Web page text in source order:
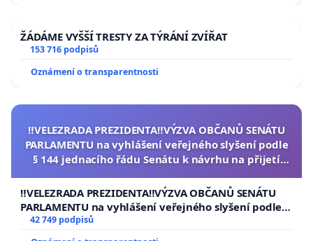
ŽÁDÁME VYŠŠÍ TRESTY ZA TÝRÁNÍ ZVÍŘAT
153 716 podpisů
Oznámení o transparentnosti
‼️VELEZRADA PREZIDENTA‼️VÝZVA OBČANŮ SENÁTU
PARLAMENTU na vyhlášení veřejného slyšení podle
§ 144 jednacího řádu Senátu k návrhu na přijetí
republiky
‼️VELEZRADA PREZIDENTA‼️VÝZVA OBČANŮ SENÁTU
PARLAMENTU na vyhlášení veřejného slyšení podle §
144 jednacího řádu Senátu k návrhu na přijetí
usnesení k podání ústavní žaloby na prezidenta
42 749 podpisů